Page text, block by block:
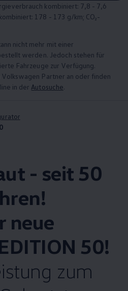
kombiniert: 7,8 - 7,6
178 - 173 g/km; CO₂-
nicht mehr mit einer
werden. Jedoch stehen für
Fahrzeuge zur Verfügung.
Volkswagen Partner an oder finden
in der Autosuche
- seit 50
neue
50!
zum